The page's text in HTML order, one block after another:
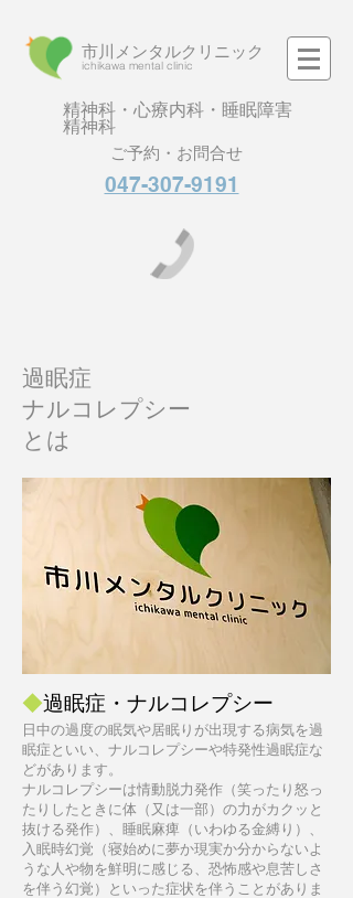
市川メンタルクリニック
​ichikawa mental clinic
精神科・心療内科・睡眠障害
精神科
ご予約・お問合せ
047-307-9191
過眠症
ナルコレプシー
とは
◆過眠症・ナルコレプシー
日中の過度の眠気や居眠りが出現する病気を過
眠症といい、ナルコレプシーや特発性過眠症な
どがあります。
ナルコレプシーは情動脱力発作（笑ったり怒っ
たりしたときに体（又は一部）の力がカクッと
抜ける発作）、睡眠麻痺（いわゆる金縛り）、
入眠時幻覚（寝始めに夢か現実か分からないよ
うな人や物を鮮明に感じる、恐怖感や息苦しさ
を伴う幻覚）といった症状を伴うことがありま